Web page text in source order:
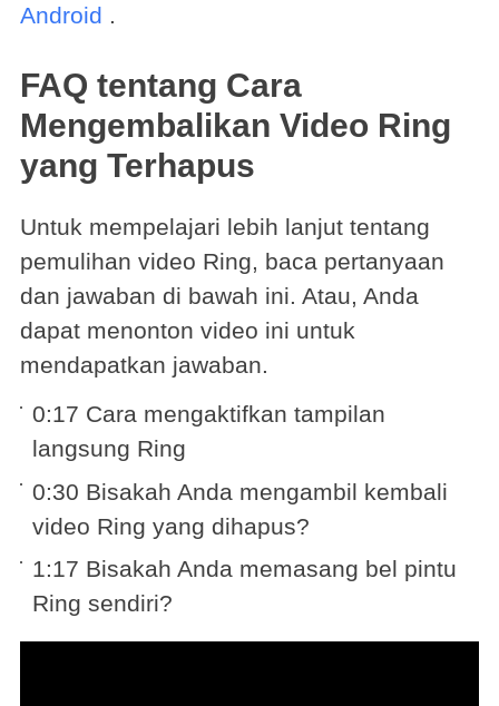
Android .
FAQ tentang Cara
Mengembalikan Video Ring
yang Terhapus
Untuk mempelajari lebih lanjut tentang
pemulihan video Ring, baca pertanyaan
dan jawaban di bawah ini. Atau, Anda
dapat menonton video ini untuk
mendapatkan jawaban.
0:17 Cara mengaktifkan tampilan
langsung Ring
0:30 Bisakah Anda mengambil kembali
video Ring yang dihapus?
1:17 Bisakah Anda memasang bel pintu
Ring sendiri?